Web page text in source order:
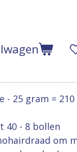
- 25 gram =
40 - 8 bollen
om